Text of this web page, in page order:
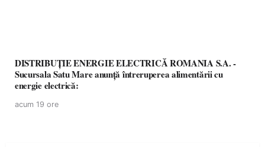
DISTRIBUȚIE ENERGIE ELECTRICĂ ROMANIA S.A. -
Sucursala Satu Mare anunţă întreruperea alimentării cu
energie electrică:
acum 19 ore